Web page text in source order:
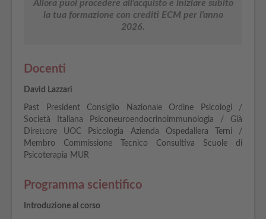
Allora puoi procedere all'acquisto e iniziare subito
la tua formazione con crediti ECM per l'anno
2026.
Docenti
David Lazzari
Past President Consiglio Nazionale Ordine Psicologi /
Società Italiana Psiconeuroendocrinoimmunologia / Già
Direttore UOC Psicologia Azienda Ospedaliera Terni /
Membro Commissione Tecnico Consultiva Scuole di
Psicoterapia MUR
Programma scientifico
Introduzione al corso